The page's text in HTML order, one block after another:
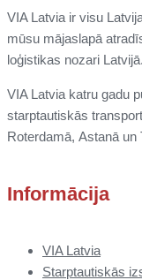
VIA Latvia ir visu
mūsu mājaslapā
loģistikas nozari Latvijā.
VIA Latvia katru gadu
starptautiskās
Roterdamā, Astanā un
Informācija
VIA Latvia
Starptautiskās